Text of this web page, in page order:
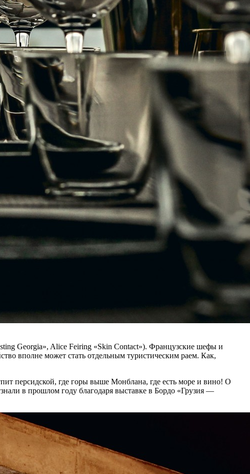
Georgia», Alice Feiring «Skin Contact»). Французские шефы и
вполне может стать отдельным туристическим раем. Как,
персидской, где горы выше Монблана, где есть море и вино! О
в прошлом году благодаря выставке в Бордо «Грузия —